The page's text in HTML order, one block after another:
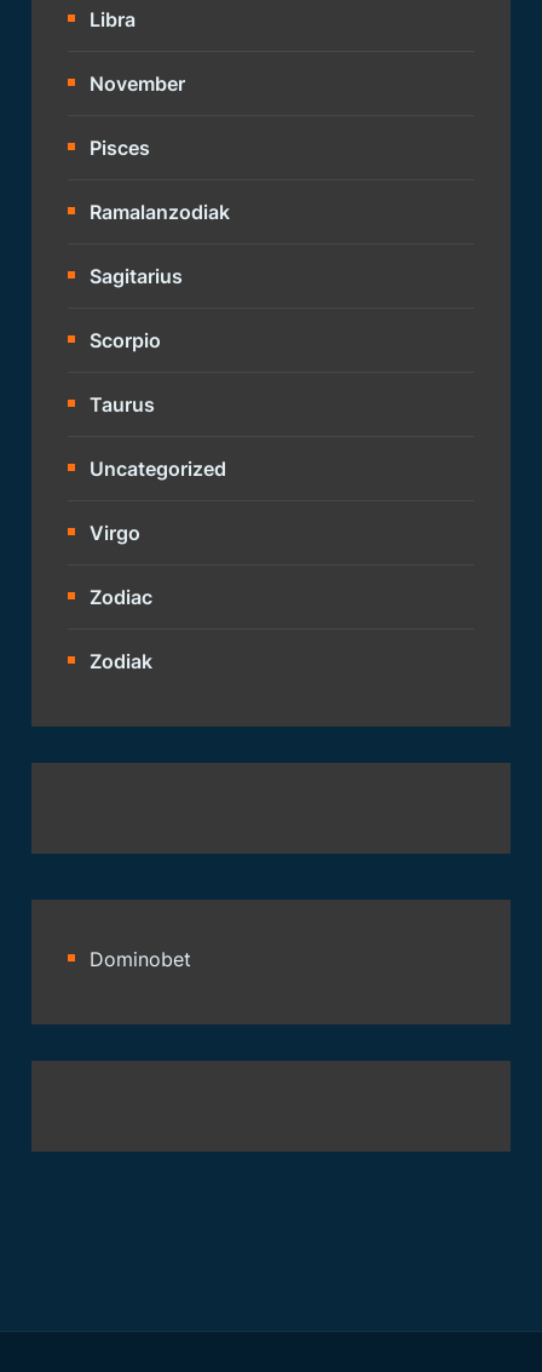
Libra
November
Pisces
Ramalanzodiak
Sagitarius
Scorpio
Taurus
Uncategorized
Virgo
Zodiac
Zodiak
Dominobet